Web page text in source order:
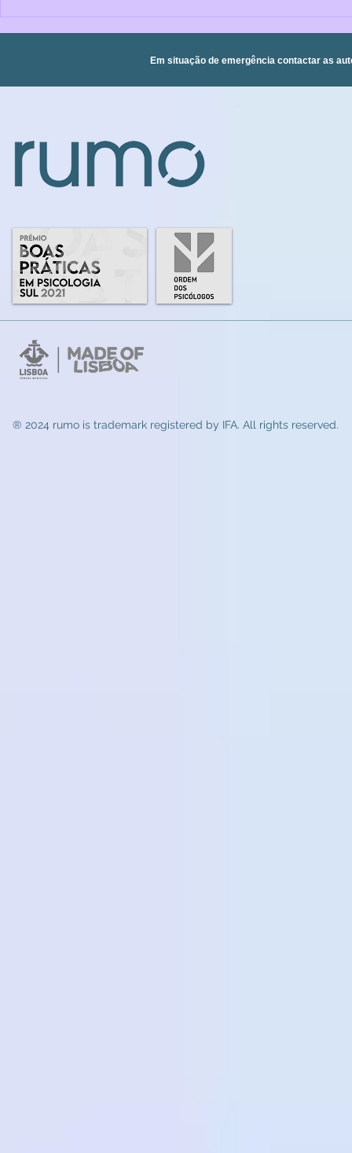
Em situação de emergência contactar as
® 2024 rumo is trademark registered by IFA. All rights reserved.